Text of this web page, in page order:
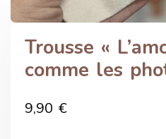
Trousse «
comme les
9,90 €